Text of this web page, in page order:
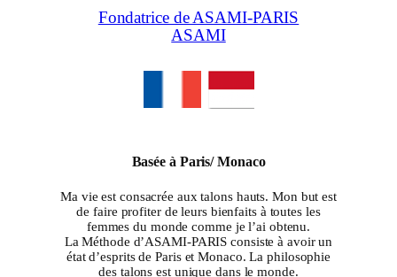
Fondatrice de ASAMI-PARIS
ASAMI
Basée à Paris/ Monaco
Ma vie est consacrée aux talons hauts. Mon but est
de faire profiter de leurs bienfaits à toutes les
femmes du monde comme je l’ai obtenu.
La Méthode d’ASAMI-PARIS consiste à avoir un
état d’esprits de Paris et Monaco. La philosophie
des talons est unique dans le monde.